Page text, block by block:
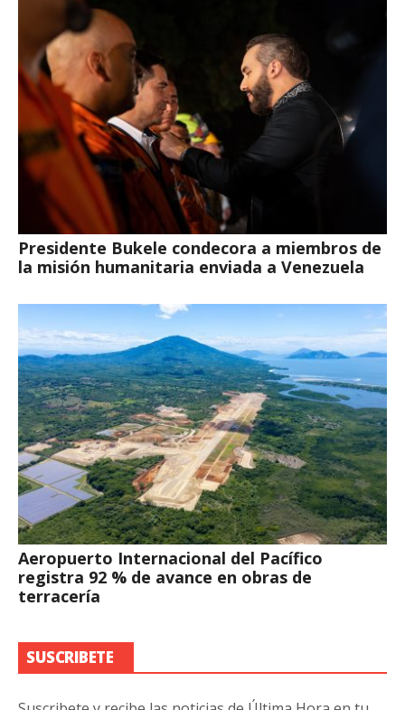
Presidente Bukele condecora a miembros de
la misión humanitaria enviada a Venezuela
Aeropuerto Internacional del Pacífico
registra 92 % de avance en obras de
terracería
SUSCRIBETE